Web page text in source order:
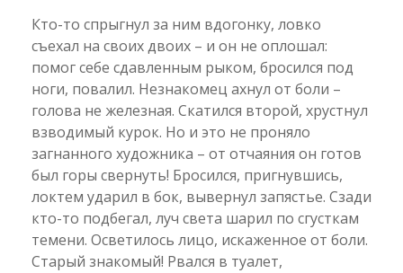
Кто-то спрыгнул за ним вдогонку, ловко
съехал на своих двоих – и он не оплошал:
помог себе сдавленным рыком, бросился под
ноги, повалил. Незнакомец ахнул от боли –
голова не железная. Скатился второй, хрустнул
взводимый курок. Но и это не проняло
загнанного художника – от отчаяния он готов
был горы свернуть! Бросился, пригнувшись,
локтем ударил в бок, вывернул запястье. Сзади
кто-то подбегал, луч света шарил по сгусткам
темени. Осветилось лицо, искаженное от боли.
Старый знакомый! Рвался в туалет,